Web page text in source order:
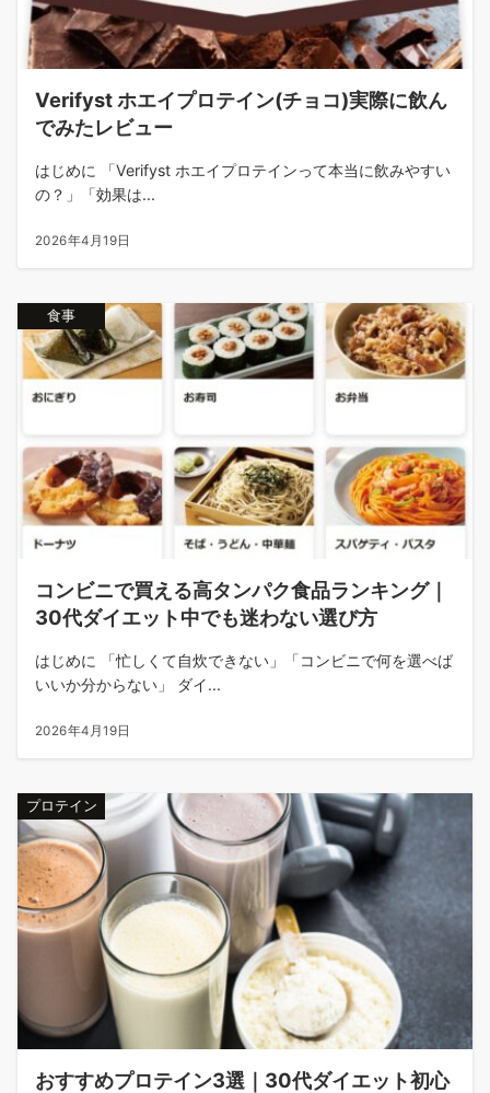
Verifyst ホエイプロテイン(チョコ)実際に飲ん
でみたレビュー
はじめに 「Verifyst ホエイプロテインって本当に飲みやすい
の？」「効果は...
2026年4月19日
食事
コンビニで買える高タンパク食品ランキング｜
30代ダイエット中でも迷わない選び方
はじめに 「忙しくて自炊できない」「コンビニで何を選べば
いいか分からない」 ダイ...
2026年4月19日
プロテイン
おすすめプロテイン3選｜30代ダイエット初心